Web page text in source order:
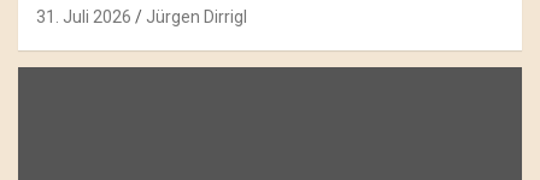
31. Juli 2026 Jürgen Dirrigl